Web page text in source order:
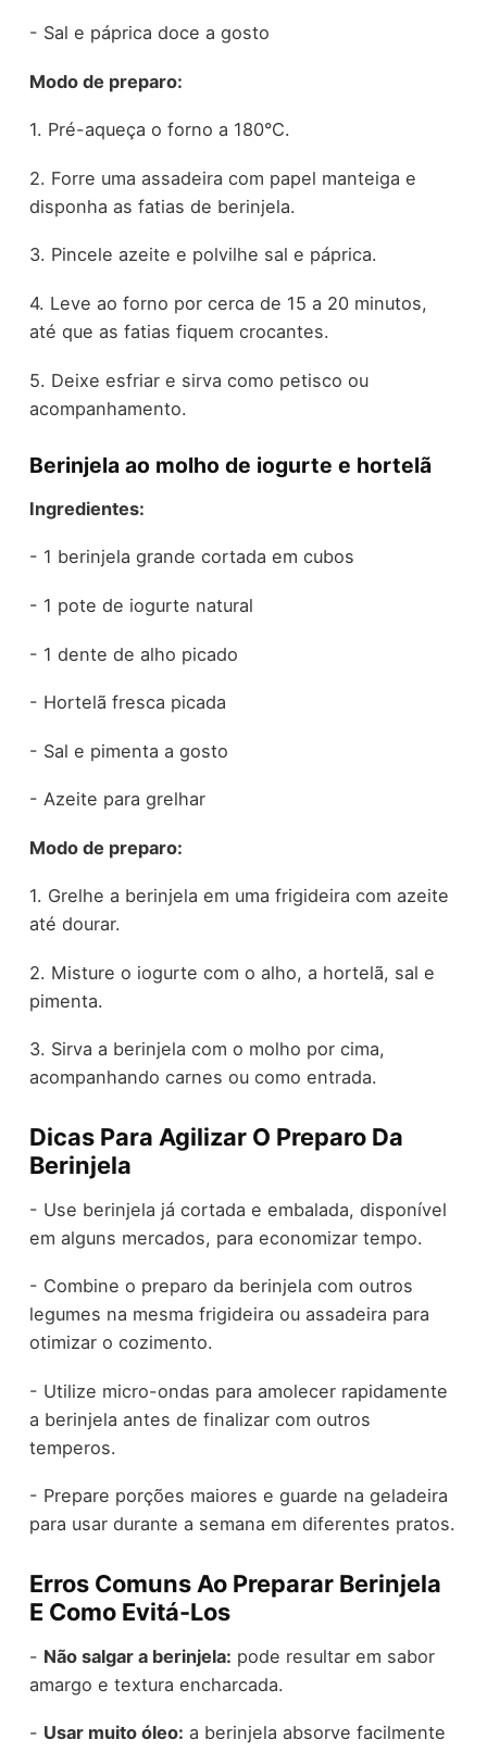
- Sal e páprica doce a gosto
Modo de preparo:
1. Pré-aqueça o forno a 180°C.
2. Forre uma assadeira com papel manteiga e
disponha as fatias de berinjela.
3. Pincele azeite e polvilhe sal e páprica.
4. Leve ao forno por cerca de 15 a 20 minutos,
até que as fatias fiquem crocantes.
5. Deixe esfriar e sirva como petisco ou
acompanhamento.
Berinjela ao molho de iogurte e hortelã
Ingredientes:
- 1 berinjela grande cortada em cubos
- 1 pote de iogurte natural
- 1 dente de alho picado
- Hortelã fresca picada
- Sal e pimenta a gosto
- Azeite para grelhar
Modo de preparo:
1. Grelhe a berinjela em uma frigideira com azeite
até dourar.
2. Misture o iogurte com o alho, a hortelã, sal e
pimenta.
3. Sirva a berinjela com o molho por cima,
acompanhando carnes ou como entrada.
Dicas Para Agilizar O Preparo Da
Berinjela
- Use berinjela já cortada e embalada, disponível
em alguns mercados, para economizar tempo.
- Combine o preparo da berinjela com outros
legumes na mesma frigideira ou assadeira para
otimizar o cozimento.
- Utilize micro-ondas para amolecer rapidamente
a berinjela antes de finalizar com outros
temperos.
- Prepare porções maiores e guarde na geladeira
para usar durante a semana em diferentes pratos.
Erros Comuns Ao Preparar Berinjela
E Como Evitá-Los
- Não salgar a berinjela: pode resultar em sabor
amargo e textura encharcada.
- Usar muito óleo: a berinjela absorve facilmente